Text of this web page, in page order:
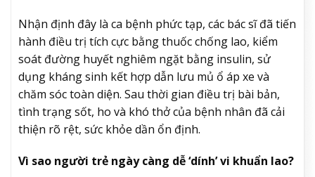
Nhận định đây là ca bệnh phức tạp, các bác sĩ đã tiến
hành điều trị tích cực bằng thuốc chống lao, kiểm
soát đường huyết nghiêm ngặt bằng insulin, sử
dụng kháng sinh kết hợp dẫn lưu mủ ổ áp xe và
chăm sóc toàn diện. Sau thời gian điều trị bài bản,
tình trạng sốt, ho và khó thở của bệnh nhân đã cải
thiện rõ rệt, sức khỏe dần ổn định.
Vì sao người trẻ ngày càng dễ ‘dính’ vi khuẩn lao?